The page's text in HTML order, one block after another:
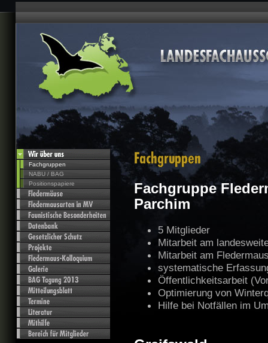
Fachgruppen
NABU / BAG
Positionspapiere
Fachgruppe
Parchim
5 Mitglieder
Mitarbeit am
Mitarbeit am
systematische
Öffentlichkeitsarbeit
Optimierung von
Hilfe bei Notfällen im